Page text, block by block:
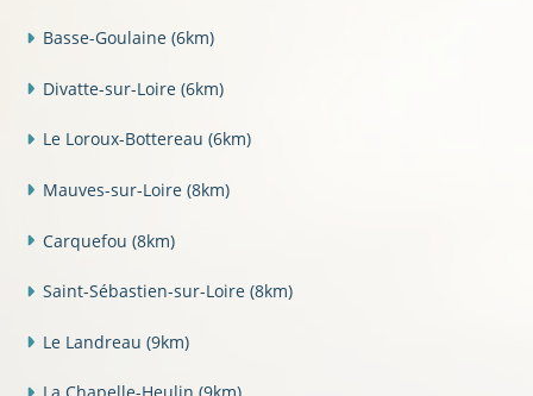
Basse-Goulaine (6km)
Divatte-sur-Loire (6km)
Le Loroux-Bottereau (6km)
Mauves-sur-Loire (8km)
Carquefou (8km)
Saint-Sébastien-sur-Loire (8km)
Le Landreau (9km)